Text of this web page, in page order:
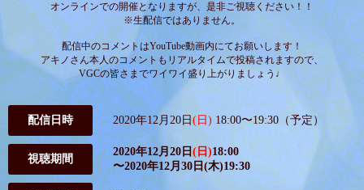
オンラインでの開催となりますが、是非ご視聴ください！！
※生配信ではありません。
配信中のコメントはYouTube動画内にてお願いします！
アキノさん本人のコメントもリアルタイムで投稿されますので、
VGCの皆さまでワイワイ盛り上がりましょう♩
配信日時 2020年12月20日 (日)18:00〜19:30（予定）
視聴期間
2020年12月20日 (日)18:00
〜2020年12月30日(木)19:30